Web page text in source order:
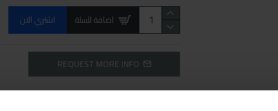
اضافة للسلة اشتري الان
REQUEST MORE INFO